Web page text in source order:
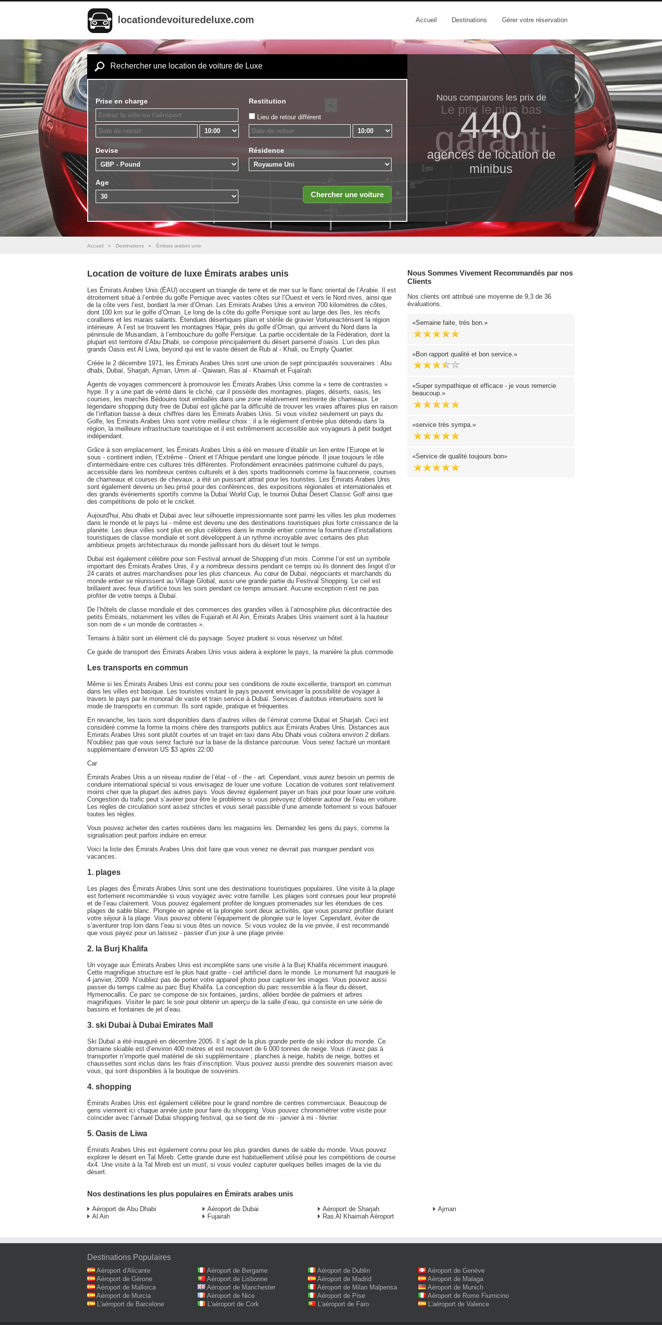
locationdevoituredeluxe.com Accueil Destinations Gérer votre réservation
Rechercher une location de voiture de Luxe
Prise en charge Restitution
Lieu de retour différent
Devise Résidence
Age
Nous comparons les prix de
440
agences de location de
minibus
Le prix le​ plus bas
garanti
Accueil » Destinations » Émirats arabes unis
Location de voiture de luxe Émirats arabes unis
Les Émirats Arabes Unis (ÉAU) occupent un triangle de terre et de mer sur le flanc oriental de l’Arabie. Il est
étroitement situé à l’entrée du golfe Persique avec vastes côtes sur l’Ouest et vers le Nord rives, ainsi que
de la côte vers l’est, bordant la mer d’Oman. Les Emirats Arabes Unis a environ 700 kilomètres de côtes,
dont 100 km sur le golfe d’Oman. Le long de la côte du golfe Persique sont au large des îles, les récifs
coralliens et les marais salants. Étendues désertiques plain et stérile de gravier Voitureactérisent la région
intérieure. À l’est se trouvent les montagnes Hajar, près du golfe d’Oman, qui arrivent du Nord dans la
péninsule de Musandam, à l’embouchure du golfe Persique. La partie occidentale de la Fédération, dont la
plupart est territoire d’Abu Dhabi, se compose principalement du désert parsemé d’oasis. L’un des plus
grands Oasis est Al Liwa, beyond qui est le vaste désert de Rub al - Khali, ou Empty Quarter.
Créée le 2 décembre 1971, les Émirats Arabes Unis sont une union de sept principautés souveraines : Abu
dhabi, Dubaï, Sharjah, Ajman, Umm al - Qaiwain, Ras al - Khaimah et Fujaïrah.
Agents de voyages commencent à promouvoir les Émirats Arabes Unis comme la « terre de contrastes »
hype. Il y a une part de vérité dans le cliché, car il possède des montagnes, plages, déserts, oasis, les
courses, les marchés Bédouins tout emballés dans une zone relativement restreinte de chameaux. Le
légendaire shopping duty free de Dubaï est gâché par la difficulté de trouver les vraies affaires plus en raison
de l’inflation basse à deux chiffres dans les Émirats Arabes Unis. Si vous visitez seulement un pays du
Golfe, les Emirats Arabes Unis sont votre meilleur choix : il a le règlement d’entrée plus détendu dans la
région, la meilleure infrastructure touristique et il est extrêmement accessible aux voyageurs à petit budget
indépendant.
Grâce à son emplacement, les Émirats Arabes Unis a été en mesure d’établir un lien entre l’Europe et le
sous - continent indien, l’Extrême - Orient et l’Afrique pendant une longue période. Il joue toujours le rôle
d’intermédiaire entre ces cultures très différentes. Profondément enracinées patrimoine culturel du pays,
accessible dans les nombreux centres culturels et à des sports traditionnels comme la fauconnerie, courses
de chameaux et courses de chevaux, a été un puissant attrait pour les touristes. Les Émirats Arabes Unis
sont également devenu un lieu prisé pour des conférences, des expositions régionales et internationales et
des grands événements sportifs comme la Dubaï World Cup, le tournoi Dubai Desert Classic Golf ainsi que
des compétitions de polo et le cricket.
Aujourd'hui, Abu dhabi et Dubaï avec leur silhouette impressionnante sont parmi les villes les plus modernes
dans le monde et le pays lui - même est devenu une des destinations touristiques plus forte croissance de la
planète. Les deux villes sont plus en plus célèbres dans le monde entier comme la fourniture d’installations
touristiques de classe mondiale et sont développent à un rythme incroyable avec certains des plus
ambitieux projets architecturaux du monde jaillissant hors du désert tout le temps.
Dubaï est également célèbre pour son Festival annuel de Shopping d’un mois. Comme l’or est un symbole
important des Émirats Arabes Unis, il y a nombreux dessins pendant ce temps où ils donnent des lingot d’or
24 carats et autres marchandises pour les plus chanceux. Au cœur de Dubaï, négociants et marchands du
monde entier se réunissent au Village Global, aussi une grande partie du Festival Shopping. Le ciel est
brillaient avec feux d’artifice tous les soirs pendant ce temps amusant. Aucune exception n’est ne pas
profiter de votre temps à Dubaï.
De l’hôtels de classe mondiale et des commerces des grandes villes à l’atmosphère plus décontractée des
petits Émirats, notamment les villes de Fujairah et Al Ain, Émirats Arabes Unis vraiment sont à la hauteur
son nom de « un monde de contrastes ».
Terrains à bâtir sont un élément clé du paysage. Soyez prudent si vous réservez un hôtel.
Ce guide de transport des Émirats Arabes Unis vous aidera à explorer le pays, la manière la plus commode.
Les transports en commun
Même si les Émirats Arabes Unis est connu pour ses conditions de route excellente, transport en commun
dans les villes est basique. Les touristes visitant le pays peuvent envisager la possibilité de voyager à
travers le pays par le monorail de vaste et train service à Dubaï. Services d’autobus interurbains sont le
mode de transports en commun. Ils sont rapide, pratique et fréquentes.
En revanche, les taxis sont disponibles dans d’autres villes de l’émirat comme Dubaï et Sharjah. Ceci est
considéré comme la forme la moins chère des transports publics aux Emirats Arabes Unis. Distances aux
Emirats Arabes Unis sont plutôt courtes et un trajet en taxi dans Abu Dhabi vous coûtera environ 2 dollars.
N’oubliez pas que vous serez facturé sur la base de la distance parcourue. Vous serez facturé un montant
supplémentaire d’environ US $3 après 22:00
Car
Émirats Arabes Unis a un réseau routier de l’état - of - the - art. Cependant, vous aurez besoin un permis de
conduire international spécial si vous envisagez de louer une voiture. Location de voitures sont relativement
moins cher que la plupart des autres pays. Vous devrez également payer un frais jour pour louer une voiture.
Congestion du trafic peut s’avérer pour être le problème si vous prévoyez d’obtenir autour de l’eau en voiture.
Les règles de circulation sont assez strictes et vous serait passible d’une amende fortement si vous bafouer
toutes les règles.
Vous pouvez acheter des cartes routières dans les magasins les. Demandez les gens du pays, comme la
signalisation peut parfois induire en erreur.
Voici la liste des Émirats Arabes Unis doit faire que vous venez ne devrait pas manquer pendant vos
vacances.
1. plages
Les plages des Émirats Arabes Unis sont une des destinations touristiques populaires. Une visite à la plage
est fortement recommandée si vous voyagez avec votre famille. Les plages sont connues pour leur propreté
et de l’eau clairement. Vous pouvez également profiter de longues promenades sur les étendues de ces
plages de sable blanc. Plongée en apnée et la plongée sont deux activités, que vous pourrez profiter durant
votre séjour à la plage. Vous pouvez obtenir l’équipement de plongée sur le loyer. Cependant, éviter de
s’aventurer trop loin dans l’eau si vous êtes un novice. Si vous voulez de la vie privée, il est recommandé
que vous payez pour un laissez - passer d’un jour à une plage privée.
2. la Burj Khalifa
Un voyage aux Émirats Arabes Unis est incomplète sans une visite à la Burj Khalifa récemment inauguré.
Cette magnifique structure est le plus haut gratte - ciel artificiel dans le monde. Le monument fut inauguré le
4 janvier, 2009. N’oubliez pas de porter votre appareil photo pour capturer les images. Vous pouvez aussi
passer du temps calme au parc Burj Khalifa. La conception du parc ressemble à la fleur du désert,
Hymenocallis. Ce parc se compose de six fontaines, jardins, allées bordée de palmiers et arbres
magnifiques. Visiter le parc le soir pour obtenir un aperçu de la salle d’eau, qui consiste en une série de
bassins et fontaines de jet d’eau.
3. ski Dubai à Dubai Emirates Mall
Ski Dubaï a été inauguré en décembre 2005. Il s’agit de la plus grande pente de ski indoor du monde. Ce
domaine skiable est d’environ 400 mètres et est recouvert de 6 000 tonnes de neige. Vous n’avez pas à
transporter n’importe quel matériel de ski supplémentaire ; planches à neige, habits de neige, bottes et
chaussettes sont inclus dans les frais d’inscription. Vous pouvez aussi prendre des souvenirs maison avec
vous, qui sont disponibles à la boutique de souvenirs.
4. shopping
Émirats Arabes Unis est également célèbre pour le grand nombre de centres commerciaux. Beaucoup de
gens viennent ici chaque année juste pour faire du shopping. Vous pouvez chronométrer votre visite pour
coïncider avec l’annuel Dubai shopping festival, qui se tient de mi - janvier à mi - février.
5. Oasis de Liwa
Émirats Arabes Unis est également connu pour les plus grandes dunes de sable du monde. Vous pouvez
explorer le désert en Tal Mireb. Cette grande dune est habituellement utilisé pour les compétitions de course
4x4. Une visite à la Tal Mireb est un must, si vous voulez capturer quelques belles images de la vie du
désert.
Nous Sommes Vivement Recommandés par nos
Clients
Nos clients ont attribué une moyenne de 9,3 de 36
évaluations.
Semaine faite, très bon.
Bon rapport qualité et bon service.
Super sympathique et efficace - je vous remercie
beaucoup.
service très sympa.
Service de qualité toujours bon
Nos destinations les plus populaires en Émirats arabes unis
Aéroport de Abu Dhabi Aéroport de Dubai Aéroport de Sharjah
Ajman
Al Ain
Fujairah Ras Al Khaimah Aéroport
Destinations Populaires
Aéroport d'Alicante Aéroport de Bergame Aéroport de Dublin
Aéroport de Genève
Aéroport de Gérone
Aéroport de Lisbonne Aéroport de Madrid
Aéroport de Malaga
Aéroport de Mallorca
Aéroport de Manchester Aéroport de Milan Malpensa
Aéroport de Munich
Aéroport de Murcia
Aéroport de Nice Aéroport de Pise
Aéroport de Rome Fiumicino
L'aéroport de Barcelone
L'aéroport de Cork L'aéroport de Faro L'aéroport de Valence